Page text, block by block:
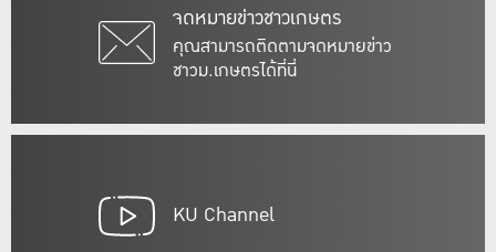
จดหมายข่าวชาวเกษตร
คุณสามารถติดตามจดหมายข่าว
ชาวม.เกษตรได้ที่นี่
KU Channel